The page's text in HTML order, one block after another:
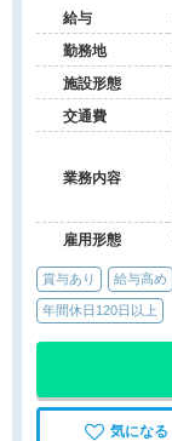
給与
勤務地
施設形態
交通費
業務内容
雇用形態
賞与あり 給与高め
年間休日120日以上
気になる